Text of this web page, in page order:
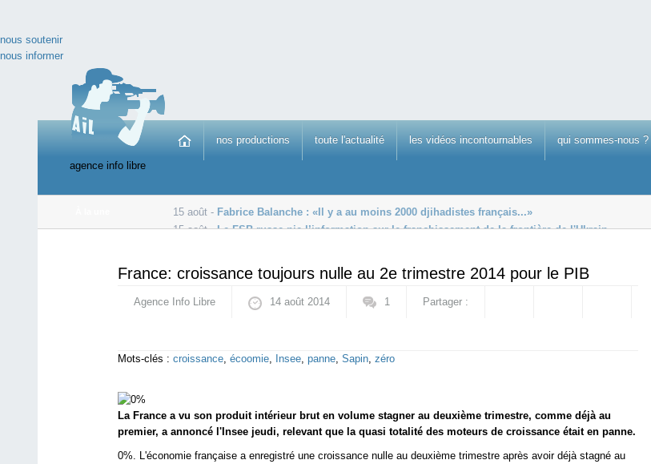
nous soutenir
nous informer
agence info libre
nos productions toute l'actualité les vidéos incontournables qui sommes-nous ?
15 août - Fabrice Balanche : «Il y a au moins 2000 djihadistes français...»
15 août -Le FSB russe nie l’information sur le franchissement de la frontière de l'Ukrain...
France: croissance toujours nulle au 2e trimestre 2014 pour le PIB
Agence Info Libre 14 août 2014 1 Partager :
Mots-clés : croissance, écoomie, Insee, panne, Sapin, zéro
La France a vu son produit intérieur brut en volume stagner au deuxième trimestre, comme déjà au
premier, a annoncé l'Insee jeudi, relevant que la quasi totalité des moteurs de croissance était en panne.
0%. L'économie française a enregistré une croissance nulle au deuxième trimestre après avoir déjà stagné au